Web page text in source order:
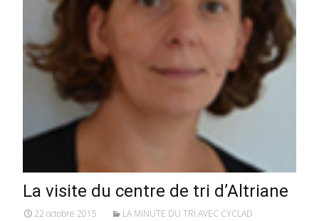
La visite du centre de tri d’Altriane
22 octobre 2015 LA MINUTE DU TRI AVEC CYCLAD